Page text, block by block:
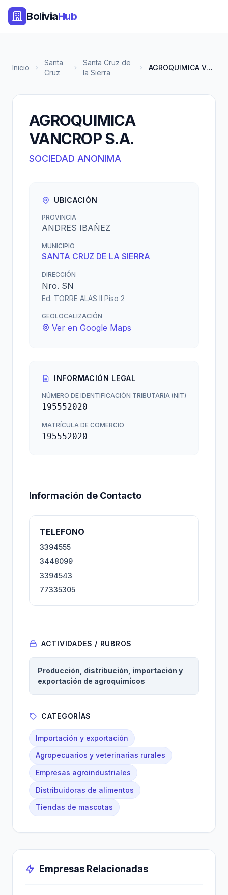
BoliviaHub
Inicio
Santa
Cruz
Santa Cruz de
la Sierra
AGROQUIMICA VANCROP S.A.
AGROQUIMICA
VANCROP S.A.
SOCIEDAD ANONIMA
UBICACIÓN
PROVINCIA
ANDRES IBAÑEZ
MUNICIPIO
SANTA CRUZ DE LA SIERRA
DIRECCIÓN
Nro. SN
Ed. TORRE ALAS II Piso 2
GEOLOCALIZACIÓN
Ver en Google Maps
INFORMACIÓN LEGAL
NÚMERO DE IDENTIFICACIÓN TRIBUTARIA (NIT)
195552020
MATRÍCULA DE COMERCIO
195552020
Información de Contacto
TELEFONO
3394555
3448099
3394543
77335305
ACTIVIDADES / RUBROS
Producción, distribución, importación y
exportación de agroquímicos
CATEGORÍAS
Importación y exportación
Agropecuarios y veterinarias rurales
Empresas agroindustriales
Distribuidoras de alimentos
Tiendas de mascotas
Empresas Relacionadas